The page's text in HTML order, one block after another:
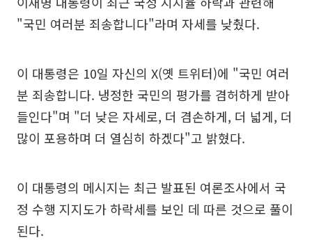
"국민 여러분 죄송합니다"라며 자세를 낮췄다.
이 대통령은 10일 자신의 X(옛 트위터)에 "국민 여러
분 죄송합니다. 냉정한 국민의 평가를 겸허하게 받아
들인다"며 "더 낮은 자세로, 더 겸손하게, 더 넓게, 더
많이 포용하며 더 열심히 하겠다"고 밝혔다.
이 대통령의 메시지는 최근 발표된 여론조사에서 국
정 수행 지지도가 하락세를 보인 데 따른 것으로 풀이
된다.